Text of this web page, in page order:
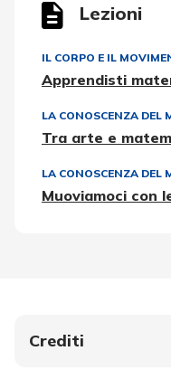
Lezioni
IL CORPO E IL
Apprendisti
LA CONOSCENZA DEL
Tra arte e
LA CONOSCENZA DEL
Muoviamoci con
Crediti